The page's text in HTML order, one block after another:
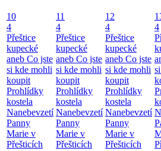
10
4
Přeštice
kupecké
aneb Co jste
si kde mohli
koupit
Prohlídky
kostela
Nanebevzetí
Panny
Marie v
Přešticích
11
4
Přeštice
kupecké
aneb Co jste
si kde mohli
koupit
Prohlídky
kostela
Nanebevzetí
Panny
Marie v
Přešticích
12
4
Přeštice
kupecké
aneb Co jste
si kde mohli
koupit
Prohlídky
kostela
Nanebevzetí
Panny
Marie v
Přešticích
4